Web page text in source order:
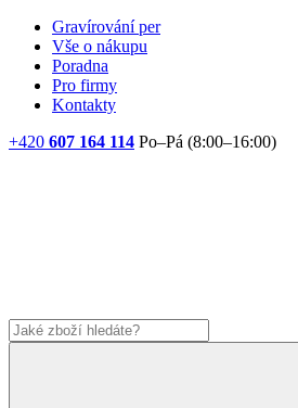
Gravírování per
Vše o nákupu
Poradna
Pro firmy
Kontakty
+420 607 164 114 Po–Pá (8:00–16:00)